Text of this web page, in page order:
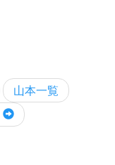
山本一覧